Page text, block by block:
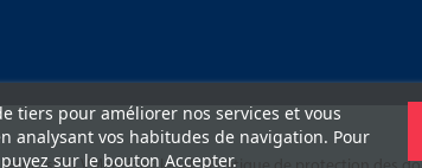
tiers pour améliorer nos services et vous
analysant vos habitudes de navigation. Pour
sur le bouton Accepter.